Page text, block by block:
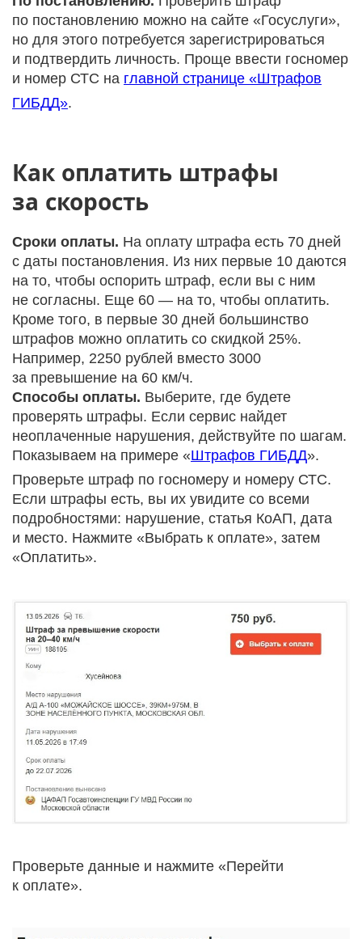
по постановлению можно на сайте «Госуслуги»,
но для этого потребуется зарегистрироваться
и подтвердить личность. Проще ввести госномер
и номер СТС на главной странице «Штрафов
ГИБДД».
Как оплатить штрафы
за скорость
Сроки оплаты. На оплату штрафа есть 70 дней
с даты постановления. Из них первые 10 даются
на то, чтобы оспорить штраф, если вы с ним
не согласны. Еще 60 — на то, чтобы оплатить.
Кроме того, в первые 30 дней большинство
штрафов можно оплатить со скидкой 25%.
Например, 2250 рублей вместо 3000
за превышение на 60 км/ч.
Способы оплаты. Выберите, где будете
проверять штрафы. Если сервис найдет
неоплаченные нарушения, действуйте по шагам.
Показываем на примере «Штрафов ГИБДД».
Проверьте штраф по госномеру и номеру СТС.
Если штрафы есть, вы их увидите со всеми
подробностями: нарушение, статья КоАП, дата
и место. Нажмите «Выбрать к оплате», затем
«Оплатить».
Проверьте данные и нажмите «Перейти
к оплате».